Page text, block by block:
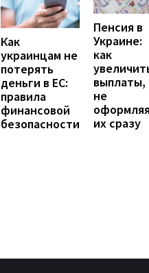
Как
украинцам не
потерять
деньги в ЕС:
правила
финансовой
безопасности
Пенсия в
Украине:
как
выплаты,
не
их сразу